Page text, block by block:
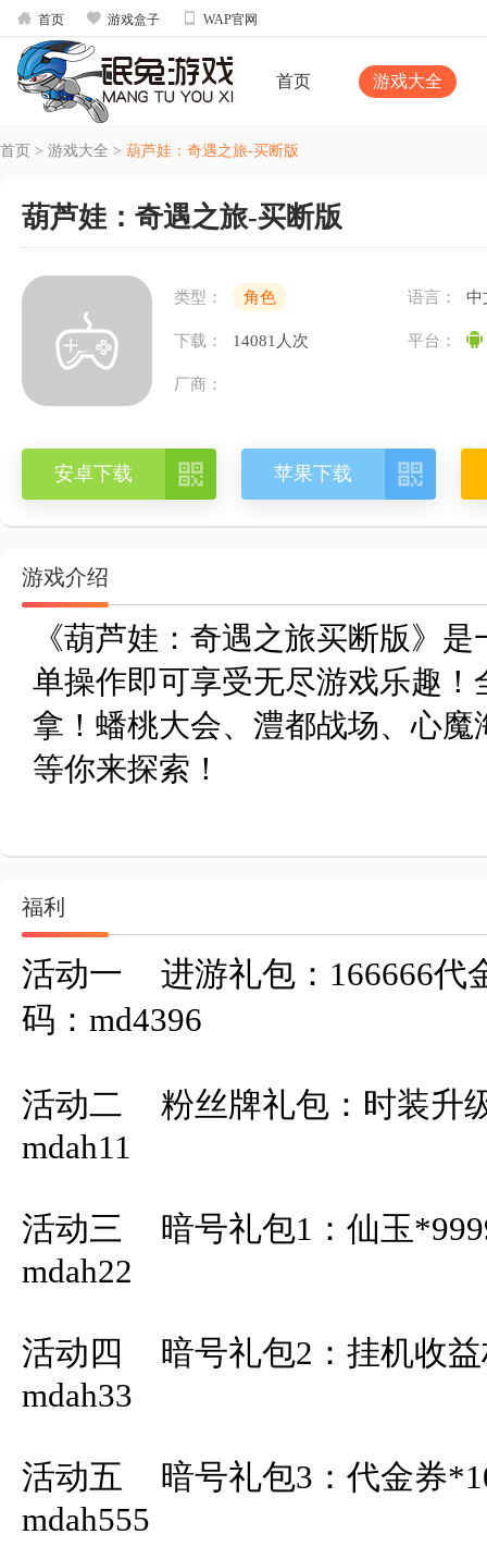
 首页  游戏盒子  WAP官网
首页 游戏大全
首页 > 游戏大全 > 葫芦娃：奇遇之旅-买断版
葫芦娃：奇遇之旅-买断版
类型： 角色 语言： 中
下载： 14081人次 平台：
厂商：
安卓下载  苹果下载 
游戏介绍
《葫芦娃：奇遇之旅买断版》
单操作即可享受无尽游戏乐趣
拿！蟠桃大会、澧都战场、心
等你来探索！
福利
活动一	进游礼包：166666代金卷				通用
码：md4396
活动二	粉丝牌礼包：时装升级盒*9999		通用码：
mdah11
活动三	暗号礼包1：仙玉*99999			通用码：
mdah22
活动四	暗号礼包2：挂机收益权*10			通用码：
mdah33
活动五	暗号礼包3：代金券*10000			通用码：
mdah555